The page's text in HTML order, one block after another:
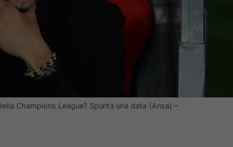
Champions League? Spunta una data (Ansa) –